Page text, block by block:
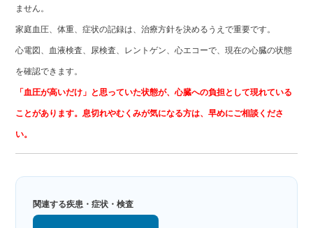
ません。
家庭血圧、体重、症状の記録は、治療方針を決めるうえで重要です。
心電図、血液検査、尿検査、レントゲン、心エコーで、現在の心臓の状態
を確認できます。
「血圧が高いだけ」と思っていた状態が、心臓への負担として現れている
ことがあります。息切れやむくみが気になる方は、早めにご相談くださ
い。
関連する疾患・症状・検査